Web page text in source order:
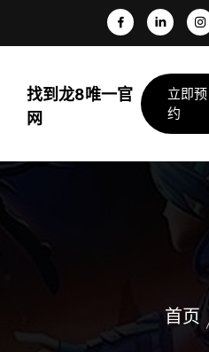
找到龙8唯一官
网
立即预
约
首页